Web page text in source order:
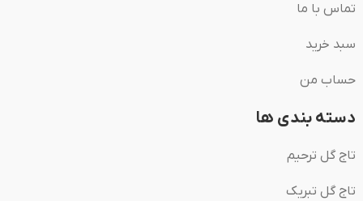
تماس با ما
سبد خرید
حساب من
دسته بندی ها
تاج گل ترحیم
تاج گل تبریک